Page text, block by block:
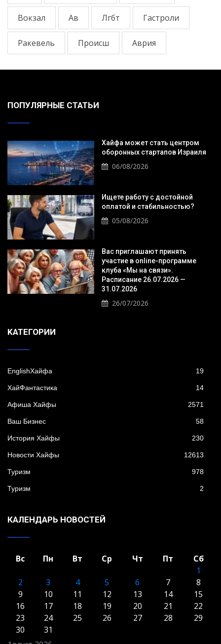
Вокзал Ав Лгбт Гастроли
Ракевель Происш Аврия
ПОПУЛЯРНЫЕ СТАТЬИ
Хайфа может стать центром
оборонных стартапов Израиля
06/08/2026
Ищете работу с достойной
оплатой и стабильностью?
05/08/2026
Вас приглашают принять
участие в online-программе
клуба «Мы на связи».
Расписание 26.07.2026 —
31.07.2026
26/07/2026
KАТЕГОРИИ
EnglishХайфа 19
XайФантастика 14
Афиша Хайфы 2571
Ваш Бизнес 58
История Хайфы 230
Новости Хайфы 12613
Туризм 978
Туризм 2
КАЛЕНДАРЬ НОВОСТЕЙ
Вс Пн Вт Ср Чт Пт
Сб
1
2
3 4 5 6 7
8
9
10 11 12 13 14
15
16
17 18 19 20 21
22
23
24 25 26 27 28
29
30
31